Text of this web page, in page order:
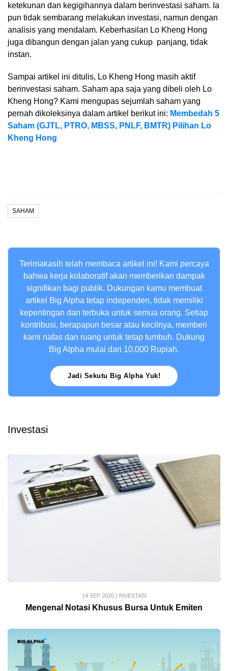
ketekunan dan kegigihannya dalam berinvestasi saham. Ia
pun tidak sembarang melakukan investasi, namun dengan
analisis yang mendalam. Keberhasilan Lo Kheng Hong
juga dibangun dengan jalan yang cukup panjang, tidak
instan.
Sampai artikel ini ditulis, Lo Kheng Hong masih aktif
berinvestasi saham. Saham apa saja yang dibeli oleh Lo
Kheng Hong? Kami mengupas sejumlah saham yang
pernah dikoleksinya dalam artikel berikut ini: Membedah 5
Saham (GJTL, PTRO, MBSS, PNLF, BMTR) Pilihan Lo
Kheng Hong
SAHAM
Terimakasih telah membaca artikel ini! Kami percaya
bahwa kerja kolaboratif akan memberikan dampak
signifikan bagi publik. Dukungan kamu membuat
artikel Big Alpha tetap independen, tidak memiliki
kepentingan dan terbuka untuk semua orang. Setiap
kontribusi, berapapun besar atau kecilnya, memberi
kami nafas dan ruang untuk tetap tumbuh. Dukung
Big Alpha mulai dari 10,000 Rupiah.
Jadi Sekutu Big Alpha Yuk!
Investasi
14 SEP 2020| INVESTASI
Mengenal Notasi Khusus Bursa Untuk Emiten